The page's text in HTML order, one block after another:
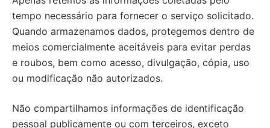
tempo necessário para fornecer o serviço solicitado.
Quando armazenamos dados, protegemos dentro de
meios comercialmente aceitáveis ​​para evitar perdas
e roubos, bem como acesso, divulgação, cópia, uso
ou modificação não autorizados.
Não compartilhamos informações de identificação
pessoal publicamente ou com terceiros, exceto